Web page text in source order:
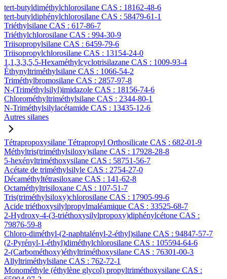
tert-butyldiméthylchlorosilane CAS : 18162-48-6
tert-butyldiphénylchlorosilane CAS : 58479-61-1
Triéthylsilane CAS : 617-86-7
Triéthylchlorosilane CAS : 994-30-9
Triisopropylsilane CAS : 6459-79-6
Triisopropylchlorosilane CAS : 13154-24-0
1,1,3,3,5,5-Hexaméthylcyclotrisilazane CAS : 1009-93-4
Éthynyltriméthylsilane CAS : 1066-54-2
Triméthylbromosilane CAS : 2857-97-8
N-(Triméthylsilyl)imidazole CAS : 18156-74-6
Chlorométhyltriméthylsilane CAS : 2344-80-1
N-Triméthylsilylacétamide CAS : 13435-12-6
Autres silanes
Tétrapropoxysilane Tétrapropyl Orthosilicate CAS : 682-01-9
Méthyltris(triméthylsiloxy)silane CAS : 17928-28-8
5-hexényltriméthoxysilane CAS : 58751-56-7
Acétate de triméthylsilyle CAS : 2754-27-0
Décaméthyltétrasiloxane CAS : 141-62-8
Octaméthyltrisiloxane CAS : 107-51-7
Tris(triméthylsiloxy)chlorosilane CAS : 17905-99-6
Acide triéthoxysilylpropylmaléamique CAS : 33525-68-7
2-Hydroxy-4-(3-triéthoxysilylpropoxy)diphénylcétone CAS :
79876-59-8
Chloro-diméthyl-(2-naphtalényl-2-éthyl)silane CAS : 94847-57-7
(2-Pyrényl-1-éthyl)diméthylchlorosilane CAS : 105594-64-6
2-(Carbométhoxy)éthyltriméthoxysilane CAS : 76301-00-3
Allyltriméthylsilane CAS : 762-72-1
Monométhyle (éthylène glycol) propyltriméthoxysilane CAS :